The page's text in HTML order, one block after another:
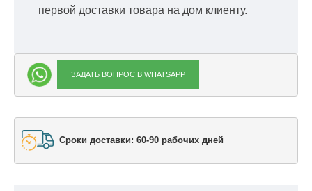
первой доставки товара на дом клиенту.
ЗАДАТЬ ВОПРОС В WHATSAPP
Сроки доставки: 60-90 рабочих дней